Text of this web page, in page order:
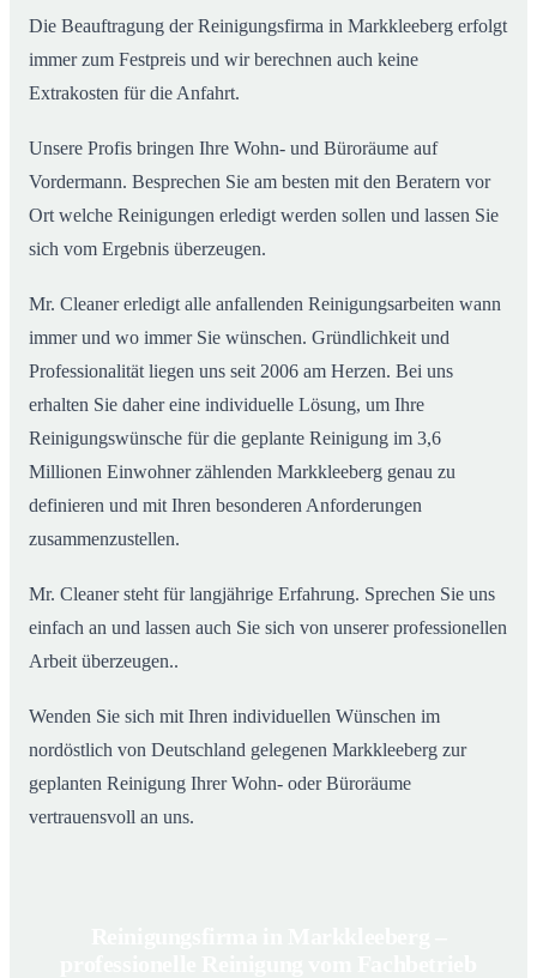
Die Beauftragung der Reinigungsfirma in Markkleeberg erfolgt
immer zum Festpreis und wir berechnen auch keine
Extrakosten für die Anfahrt.
Unsere Profis bringen Ihre Wohn- und Büroräume auf
Vordermann. Besprechen Sie am besten mit den Beratern vor
Ort welche Reinigungen erledigt werden sollen und lassen Sie
sich vom Ergebnis überzeugen.
Mr. Cleaner erledigt alle anfallenden Reinigungsarbeiten wann
immer und wo immer Sie wünschen. Gründlichkeit und
Professionalität liegen uns seit 2006 am Herzen. Bei uns
erhalten Sie daher eine individuelle Lösung, um Ihre
Reinigungswünsche für die geplante Reinigung im 3,6
Millionen Einwohner zählenden Markkleeberg genau zu
definieren und mit Ihren besonderen Anforderungen
zusammenzustellen.
Mr. Cleaner steht für langjährige Erfahrung. Sprechen Sie uns
einfach an und lassen auch Sie sich von unserer professionellen
Arbeit überzeugen..
Wenden Sie sich mit Ihren individuellen Wünschen im
nordöstlich von Deutschland gelegenen Markkleeberg zur
geplanten Reinigung Ihrer Wohn- oder Büroräume
vertrauensvoll an uns.